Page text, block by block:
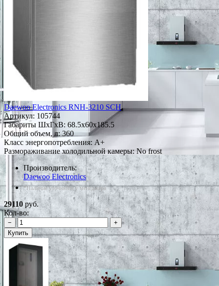
Daewoo Electronics RNH-3210 SCH
Артикул: 105744
Габариты ШxГxВ: 68.5x60x185.5
Общий объем, л: 360
Класс энергопотребления: A+
Размораживание холодильной камеры: No frost
Производитель:
Daewoo Electronics
*Наличие уточняйте у менеджера
29110руб.
Кол-во:
−
+
Купить